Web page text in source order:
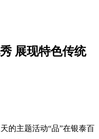
展现特色传统
的主题活动“品”在银泰百